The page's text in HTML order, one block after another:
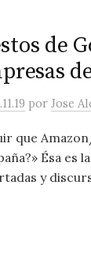
de
por Jose
que
Ésa es
y